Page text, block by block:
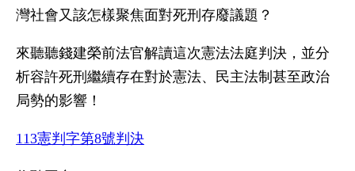
灣社會又該怎樣聚焦面對死刑存廢議題？
來聽聽錢建榮前法官解讀這次憲法法庭判決，並分
析容許死刑繼續存在對於憲法、民主法制甚至政治
局勢的影響！
113憲判字第8號判決